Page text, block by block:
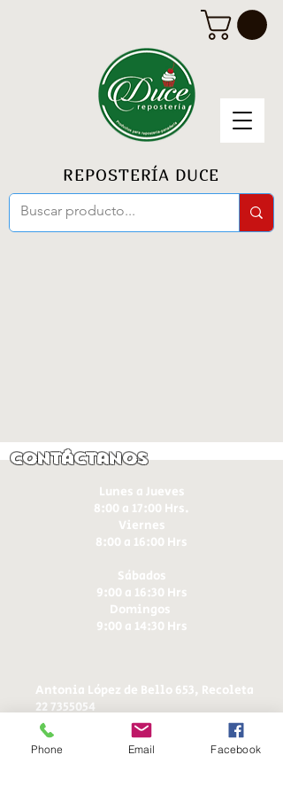
REPOSTERÍA DUCE
Contáctanos
Lunes a Jueves
8:00 a 17:00 Hrs.
Viernes
8:00 a 16:00 Hrs​
Sábados
9:00 a 16:30 Hrs
Domingos
9:00 a 14:30 Hrs
Antonia López de Bello 653, Recoleta
22 7355054
22 7375725
+56 9 75224598
ducereposteria@gmail.com
Phone Email Facebook